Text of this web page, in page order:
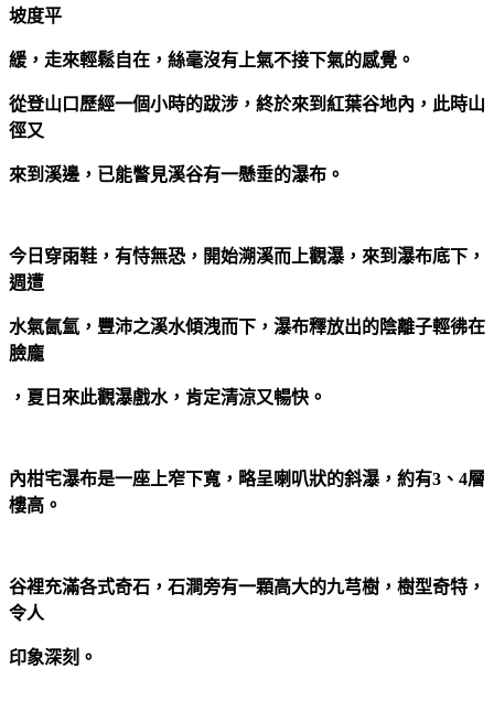
坡度平
緩，走來輕鬆自在，絲毫沒有上氣不接下氣的感覺。
從登山口歷經一個小時的跋涉，終於來到紅葉谷地內，此時山
徑又
來到溪邊，已能瞥見溪谷有一懸垂的瀑布。
今日穿雨鞋，有恃無恐，開始溯溪而上觀瀑，來到瀑布底下，
週遭
水氣氤氳，豐沛之溪水傾洩而下，瀑布釋放出的陰離子輕彿在
臉龐
，夏日來此觀瀑戲水，肯定清涼又暢快。
內柑宅瀑布是一座上窄下寬，略呈喇叭狀的斜瀑，約有3、4層
樓高。
谷裡充滿各式奇石，石澗旁有一顆高大的九芎樹，樹型奇特，
令人
印象深刻。